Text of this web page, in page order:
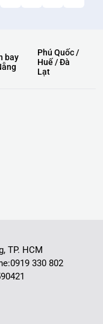
bay
Phú Quốc /
Huế / Đà
Lạt
TP. HCM
0919 330 802